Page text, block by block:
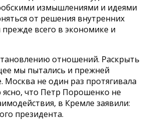
измышлениями и идеями
от решения внутренних
всего в экономике и
отношений. Раскрыть
мы пытались и прежней
Москва не один раз протягивала
ясно, что Петр Порошенко не
в Кремле заявили:
президента.